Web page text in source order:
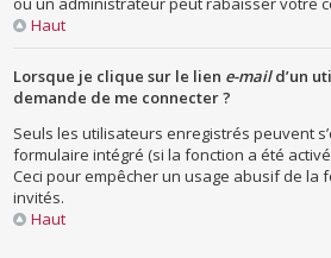
Haut
Lorsque je clique sur le lien e-maild’un
demande de me connecter ?
Seuls les utilisateurs enregistrés peuvent
formulaire intégré (si la fonction a été
Ceci pour empêcher un usage abusif de la
invités.
Haut